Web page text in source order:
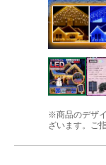
※商品のデザ
ざいます。ご